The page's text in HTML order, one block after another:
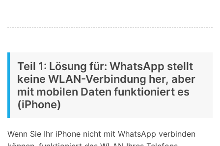
Teil 1: Lösung für: WhatsApp stellt
keine WLAN-Verbindung her, aber
mit mobilen Daten funktioniert es
(iPhone)
Wenn Sie Ihr iPhone nicht mit WhatsApp verbinden